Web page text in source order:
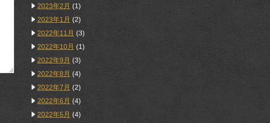
2023年2月 (1)
2023年1月 (2)
2022年11月(3)
2022年10月 (1)
2022年9月(3)
2022年8月 (4)
2022年7月 (2)
2022年6月 (4)
2022年5月 (4)